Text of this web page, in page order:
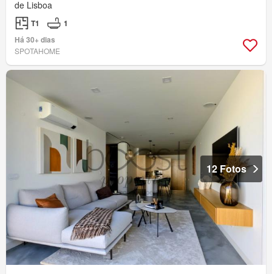
de Lisboa
T1
1
Há 30+ dias
SPOTAHOME
12 Fotos